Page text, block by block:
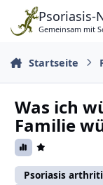
Zu Inhalt springen
Psoriasis-
Gemeinsam mit
Startseite
Was ich
Familie
Psoriasis